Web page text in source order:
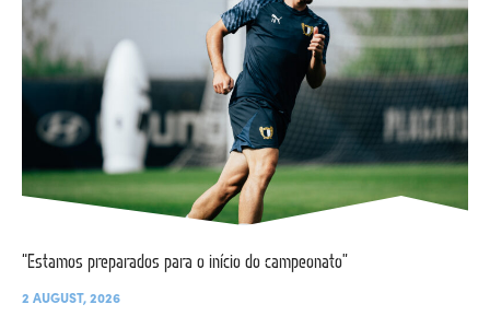
“Estamos preparados para o início do campeonato”
2 AUGUST, 2026